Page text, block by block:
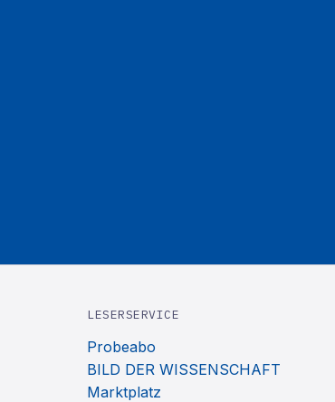
LESERSERVICE
Probeabo
BILD DER WISSENSCHAFT
Marktplatz